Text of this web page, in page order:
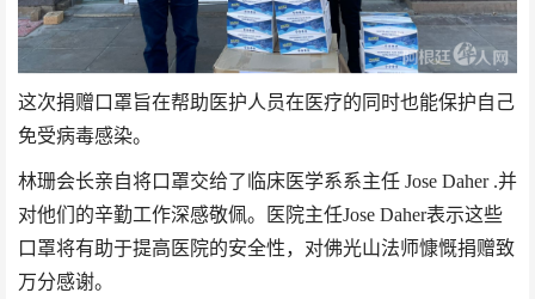
这次捐赠口罩旨在帮助医护人员在医疗的同时也能保护自己
免受病毒感染。
林珊会长亲自将口罩交给了临床医学系系主任 Jose Daher .并
对他们的辛勤工作深感敬佩。医院主任Jose Daher表示这些
口罩将有助于提高医院的安全性，对佛光山法师慷慨捐赠致
万分感谢。